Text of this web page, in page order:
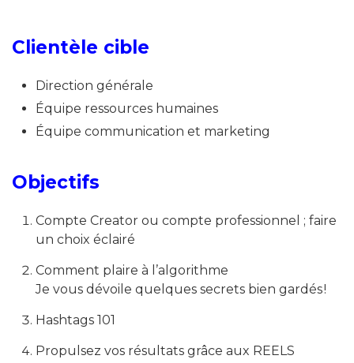
Clientèle cible
Direction générale
Équipe ressources humaines
Équipe communication et marketing
Objectifs
Compte Creator ou compte professionnel ; faire
un choix éclairé
Comment plaire à l’algorithme
Je vous dévoile quelques secrets bien gardés !
Hashtags 101
Propulsez vos résultats grâce aux REELS